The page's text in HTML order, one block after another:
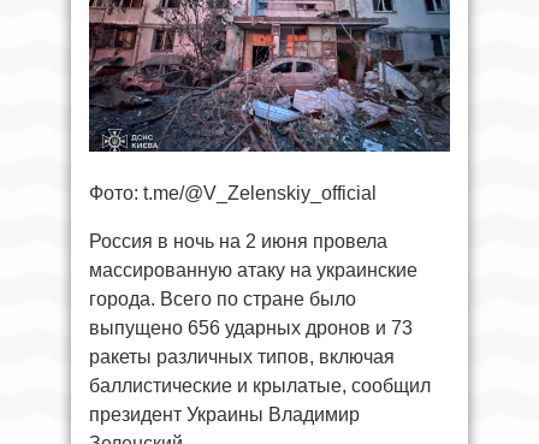
Фото: t.me/@V_Zelenskiy_official
Россия в ночь на 2 июня провела
массированную атаку на украинские
города. Всего по стране было
выпущено 656 ударных дронов и 73
ракеты различных типов, включая
баллистические и крылатые, сообщил
президент Украины Владимир